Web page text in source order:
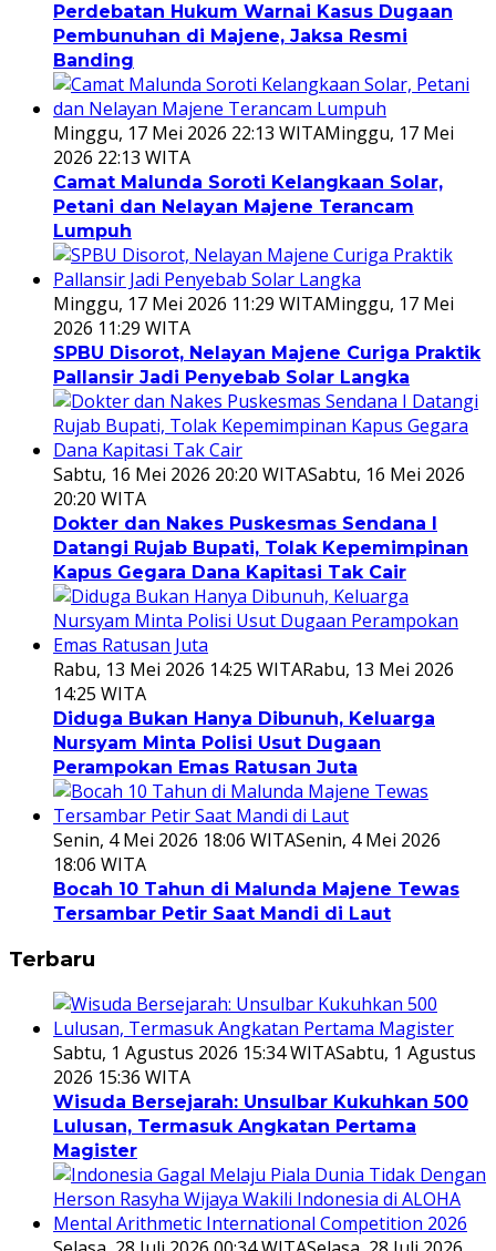
Perdebatan Hukum Warnai Kasus Dugaan
Pembunuhan di Majene, Jaksa Resmi
Banding
Minggu, 17 Mei 2026 22:13 WITAMinggu, 17 Mei
2026 22:13 WITA
Camat Malunda Soroti Kelangkaan Solar,
Petani dan Nelayan Majene Terancam
Lumpuh
Minggu, 17 Mei 2026 11:29 WITAMinggu, 17 Mei
2026 11:29 WITA
SPBU Disorot, Nelayan Majene Curiga Praktik
Pallansir Jadi Penyebab Solar Langka
Sabtu, 16 Mei 2026 20:20 WITASabtu, 16 Mei 2026
20:20 WITA
Dokter dan Nakes Puskesmas Sendana I
Datangi Rujab Bupati, Tolak Kepemimpinan
Kapus Gegara Dana Kapitasi Tak Cair
Rabu, 13 Mei 2026 14:25 WITARabu, 13 Mei 2026
14:25 WITA
Diduga Bukan Hanya Dibunuh, Keluarga
Nursyam Minta Polisi Usut Dugaan
Perampokan Emas Ratusan Juta
Senin, 4 Mei 2026 18:06 WITASenin, 4 Mei 2026
18:06 WITA
Bocah 10 Tahun di Malunda Majene Tewas
Tersambar Petir Saat Mandi di Laut
Terbaru
Sabtu, 1 Agustus 2026 15:34 WITASabtu, 1 Agustus
2026 15:36 WITA
Wisuda Bersejarah: Unsulbar Kukuhkan 500
Lulusan, Termasuk Angkatan Pertama
Magister